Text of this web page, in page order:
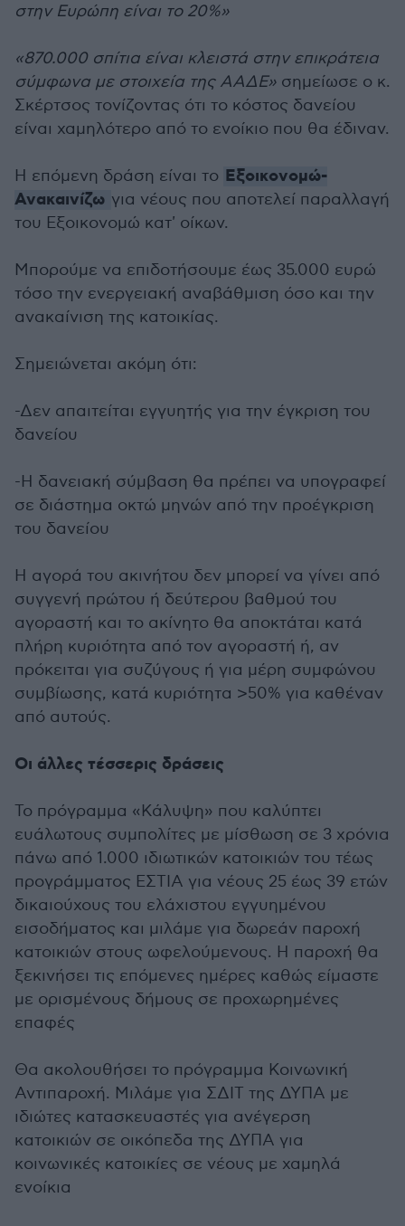
στην Ευρώπη είναι το 20%»
«870.000 σπίτια είναι κλειστά στην επικράτεια
σύμφωνα με στοιχεία της ΑΑΔΕ» σημείωσε ο κ.
Σκέρτσος τονίζοντας ότι το κόστος δανείου
είναι χαμηλότερο από το ενοίκιο που θα έδιναν.
Η επόμενη δράση είναι το Εξοικονομώ-
Ανακαινίζω για νέους που αποτελεί παραλλαγή
του Εξοικονομώ κατ' οίκων.
Μπορούμε να επιδοτήσουμε έως 35.000 ευρώ
τόσο την ενεργειακή αναβάθμιση όσο και την
ανακαίνιση της κατοικίας.
Σημειώνεται ακόμη ότι:
-Δεν απαιτείται εγγυητής για την έγκριση του
δανείου
-Η δανειακή σύμβαση θα πρέπει να υπογραφεί
σε διάστημα οκτώ μηνών από την προέγκριση
του δανείου
Η αγορά του ακινήτου δεν μπορεί να γίνει από
συγγενή πρώτου ή δεύτερου βαθμού του
αγοραστή και το ακίνητο θα αποκτάται κατά
πλήρη κυριότητα από τον αγοραστή ή, αν
πρόκειται για συζύγους ή για μέρη συμφώνου
συμβίωσης, κατά κυριότητα >50% για καθέναν
από αυτούς.
Οι άλλες τέσσερις δράσεις
Το πρόγραμμα «Κάλυψη» που καλύπτει
ευάλωτους συμπολίτες με μίσθωση σε 3 χρόνια
πάνω από 1.000 ιδιωτικών κατοικιών του τέως
προγράμματος ΕΣΤΙΑ για νέους 25 έως 39 ετών
δικαιούχους του ελάχιστου εγγυημένου
εισοδήματος και μιλάμε για δωρεάν παροχή
κατοικιών στους ωφελούμενους. Η παροχή θα
ξεκινήσει τις επόμενες ημέρες καθώς είμαστε
με ορισμένους δήμους σε προχωρημένες
επαφές
Θα ακολουθήσει το πρόγραμμα Κοινωνική
Αντιπαροχή. Μιλάμε για ΣΔΙΤ της ΔΥΠΑ με
ιδιώτες κατασκευαστές για ανέγερση
κατοικιών σε οικόπεδα της ΔΥΠΑ για
κοινωνικές κατοικίες σε νέους με χαμηλά
ενοίκια